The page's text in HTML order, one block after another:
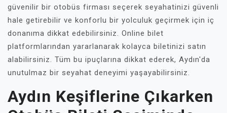
güvenilir bir otobüs firması seçerek seyahatinizi güvenli
hale getirebilir ve konforlu bir yolculuk geçirmek için iç
donanıma dikkat edebilirsiniz. Online bilet
platformlarından yararlanarak kolayca biletinizi satın
alabilirsiniz. Tüm bu ipuçlarına dikkat ederek, Aydın'da
unutulmaz bir seyahat deneyimi yaşayabilirsiniz.
Aydın Keşiflerine Çıkarken